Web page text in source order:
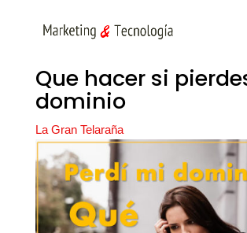
Que hacer si
dominio
La Gran Telaraña